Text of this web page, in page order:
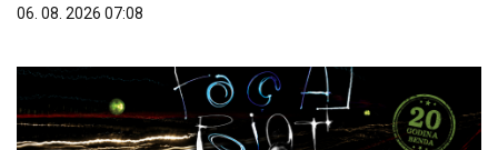
06. 08. 2026 07:08